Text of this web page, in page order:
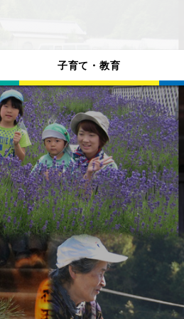
子育て・教育